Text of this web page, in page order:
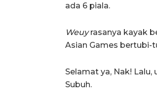
ada 6 piala.
Weuyrasanya kayak
Asian Games bertubi-
Selamat ya, Nak!
Subuh.